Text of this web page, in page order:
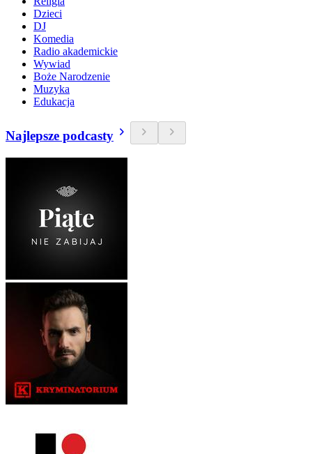
Dzieci
DJ
Komedia
Radio akademickie
Wywiad
Boże Narodzenie
Muzyka
Edukacja
Najlepsze podcasty